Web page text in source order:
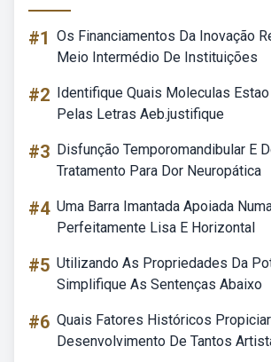
#1 Os Financiamentos Da Inovação
Meio Intermédio De Instituições
#2 Identifique Quais Moleculas
Pelas Letras Aeb.justifique
#3 Disfunção Temporomandibular E
Tratamento Para Dor Neuropática
#4 Uma Barra Imantada Apoiada
Perfeitamente Lisa E Horizontal
#5 Utilizando As Propriedades Da
Simplifique As Sentenças Abaixo
#6 Quais Fatores Históricos
Desenvolvimento De Tantos